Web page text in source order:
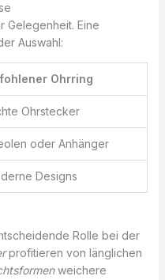
Gelegenheit. Eine
Auswahl:
Ohrring
Ohrstecker
oder Anhänger
Designs
Rolle bei der
profitieren von länglichen
weichere